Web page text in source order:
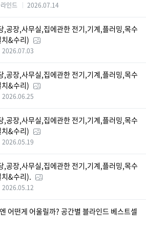
인드 2026.07.14
,공장,사무실,집에관한 전기,기계,플러밍,목수
&수리)
2026.07.03
,공장,사무실,집에관한 전기,기계,플러밍,목수
&수리)
2026.06.25
,공장,사무실,집에관한 전기,기계,플러밍,목수
&수리)
2026.05.19
,공장,사무실,집에관한 전기,기계,플러밍,목수
&수리).
2026.05.12
어떤게 어울릴까? 공간별 블라인드 베스트셀